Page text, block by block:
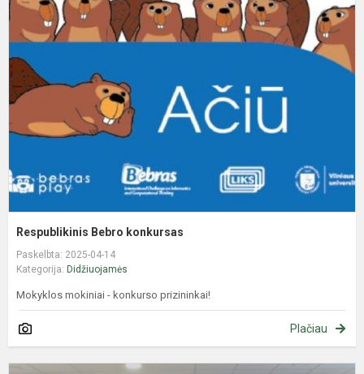
Respublikinis Bebro konkursas
Paskelbta: 2025-04-14
Kategorija: Didžiuojamės
Mokyklos mokiniai - konkurso prizininkai!
Plačiau